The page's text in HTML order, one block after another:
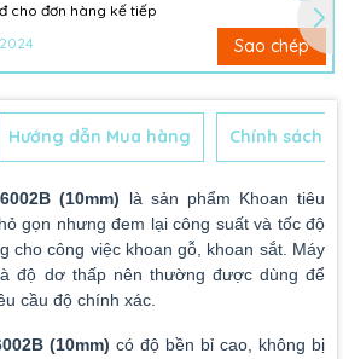
cho đơn hàng kế tiếp
Sao chép
Hướng dẫn Mua hàng Chính sách
(10mm)
là sản phẩm Khoan tiêu
gọn nhưng đem lại công suất và tốc độ
cho công việc khoan gỗ, khoan sắt. Máy
độ dơ thấp nên thường được dùng để
cầu độ chính xác.
(10mm) có độ bền bỉ cao, không bị